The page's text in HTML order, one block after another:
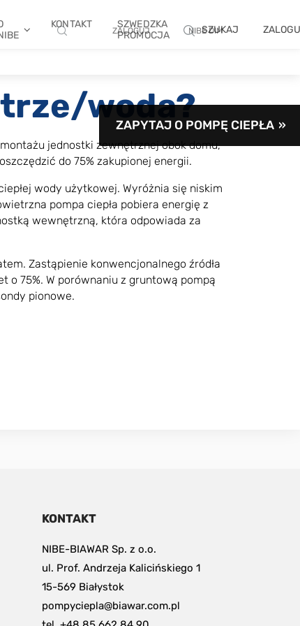
KONTAKT
SZWEDZKA
PROMOCJA
SZUKAJ
ZALOGUJ NIBE DIM
ZAPYTAJ O POMPĘ CIEPŁA
woda?
jednostki zewnętrznej obok domu,
do 75% zakupionej energii.
wody użytkowej. Wyróżnia się niskim
pompa ciepła pobiera energię z
wewnętrzną, która odpowiada za
Zastąpienie konwencjonalnego źródła
75%. W porównaniu z gruntową pompą
pionowe.
KONTAKT
NIBE-BIAWAR Sp. z o.o.
ul. Prof. Andrzeja Kalicińskiego 1
15-569 Białystok
pompyciepla@biawar.com.pl